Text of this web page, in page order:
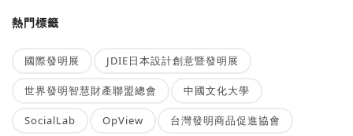
熱門標籤
國際發明展 JDIE日本設計創意暨發明展
世界發明智慧財產聯盟總會 中國文化大學
SocialLab OpView 台灣發明商品促進協會